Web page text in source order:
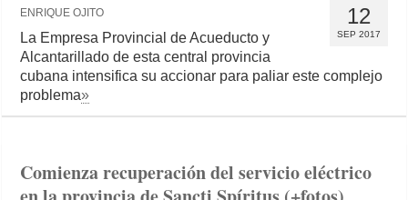
12
SEP 2017
ENRIQUE OJITO
La Empresa Provincial de Acueducto y
Alcantarillado de esta central provincia
cubana intensifica su accionar para paliar este complejo
problema»
Comienza recuperación del servicio eléctrico